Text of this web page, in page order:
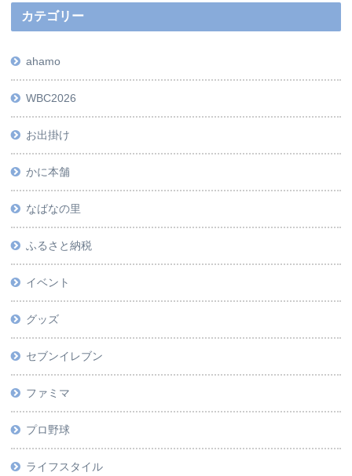
カテゴリー
ahamo
WBC2026
お出掛け
かに本舗
なばなの里
ふるさと納税
イベント
グッズ
セブンイレブン
ファミマ
プロ野球
ライフスタイル